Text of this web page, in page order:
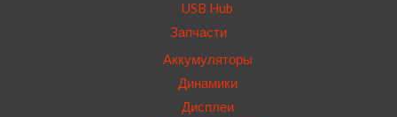
USB Hub
Запчасти
Аккумуляторы
Динамики
Дисплеи